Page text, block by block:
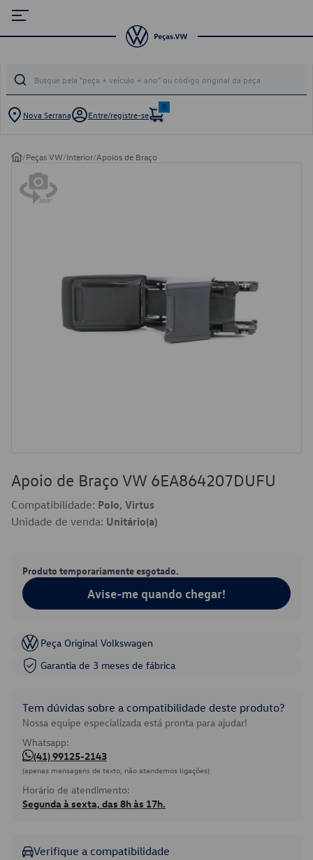
Nova Serrana Entre/registre-se
0
/Peças VW/Interior/Apoios de Braço
Apoio de Braço VW 6EA864207DUFU
Compatibilidade: Polo, Virtus
Unidade de venda: Unitário(a)
Produto temporariamente esgotado.
Avise-me quando chegar!
Peça Original Volkswagen
Garantia de 3 meses de fábrica
Tem dúvidas sobre a compatibilidade deste produto?
Nossa equipe especializada está pronta para ajudar!
Whatsapp:
(41) 99125-2143
(apenas mensagens de texto, não atendemos ligações)
Horário de atendimento:
Segunda à sexta, das 8h às 17h.
Verifique a compatibilidade